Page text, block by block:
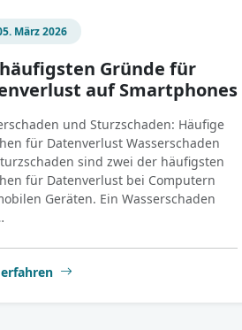
März 2026
Gründe für
auf Smartphones
und Sturzschaden: Häufige
für Datenverlust Wasserschaden
sind zwei der häufigsten
für Datenverlust bei Computern
Geräten. Ein Wasserschaden